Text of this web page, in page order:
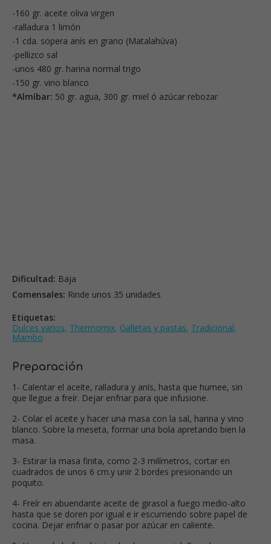
-160 gr. aceite oliva virgen
-ralladura 1 limón
-1 cda. sopera anís en grano (Matalahúva)
-pellizco sal
-unos 480 gr. harina normal trigo
-150 gr. vino blanco
*Almíbar: 50 gr. agua, 300 gr. miel ó azúcar rebozar
Dificultad: Baja
Comensales: Rinde unos 35 unidades
Etiquetas:
Dulces varios, Thermomix, Galletas y pastas, Tradicional,
Mambo
Preparación
1- Calentar el aceite, ralladura y anís, hasta que humee, sin
que llegue a freír. Dejar enfriar para que infusione.
2- Colar el aceite y hacer una masa con la sal, harina y vino
blanco. Sobre la meseta, formar una bola apretando bien la
masa.
3- Estirar la masa finita, como 2-3 milímetros, cortar en
cuadrados de unos 6 cm.y unir 2 bordes presionando un
poquito.
4- Freír en abuendante aceite de girasol a fuego medio-alto
hasta que se doren por igual e ir escurriendo sobre papel de
cocina. Dejar enfriar o pasar por azúcar en caliente.